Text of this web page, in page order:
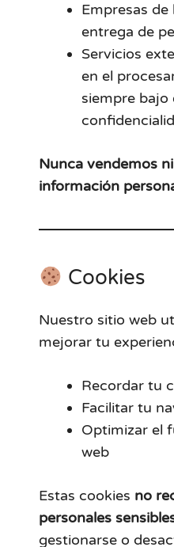
Empresas
entrega de
Servicios
en el
siempre
Nunca vendemos
información
Cookies
Nuestro sitio web
mejorar tu
Recordar tu
Facilitar tu
Optimizar el
web
Estas cookies no
personales
gestionarse o